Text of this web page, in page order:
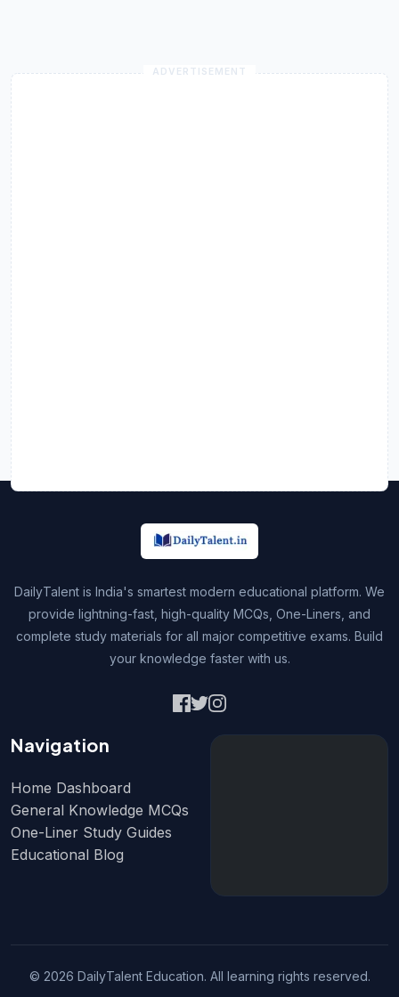
DailyTalent is India's smartest modern educational platform. We
provide lightning-fast, high-quality MCQs, One-Liners, and
complete study materials for all major competitive exams. Build
your knowledge faster with us.
Navigation
Home Dashboard
General Knowledge MCQs
One-Liner Study Guides
Educational Blog
© 2026 DailyTalent Education. All learning rights reserved.